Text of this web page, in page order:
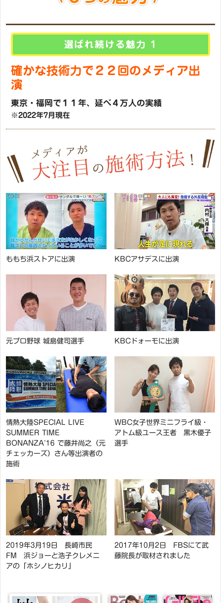
選ばれ続ける魅力 1
確かな技術力で２２回のメディア出
演
東京・福岡で１１年、延べ４万人の実績
※2022年7月現在
ももち浜ストアに出演 KBCアサデスに出演
元プロ野球 城島健司選手 KBCドォーモに出演
情熱大陸SPECIAL LIVE
SUMMER TIME
BONANZA‘16 で藤井尚之（元
チェッカーズ）さん等出演者の
施術
WBC女子世界ミニフライ級・
アトム級ユース王者 黒木優子
選手
2019年3月19日 長崎市民
FM 浜ジョーと浩子クレメニ
アの「ホシノヒカリ」
2017年10月2日 FBSにて武
藤院長が取材されました